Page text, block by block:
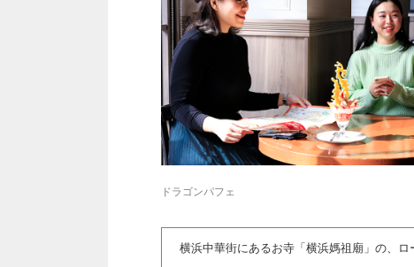
ドラゴンパフェ
横浜中華街にあるお寺「横浜媽祖廟」の、